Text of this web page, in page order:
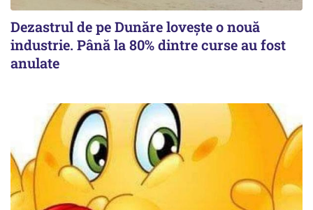
Dezastrul de pe Dunăre lovește o nouă
industrie. Până la 80% dintre curse au fost
anulate